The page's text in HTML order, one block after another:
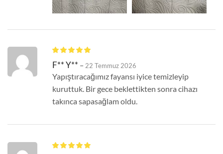
F** Y** – 22 Temmuz 2026
Yapıştıracağımız fayansı iyice temizleyip
kuruttuk. Bir gece beklettikten sonra cihazı
takınca sapasağlam oldu.